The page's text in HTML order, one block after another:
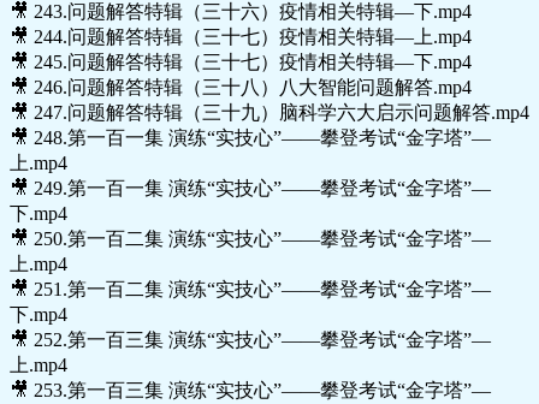
🎥 243.问题解答特辑（三十六）疫情相关特辑—下.mp4
🎥 244.问题解答特辑（三十七）疫情相关特辑—上.mp4
🎥 245.问题解答特辑（三十七）疫情相关特辑—下.mp4
🎥 246.问题解答特辑（三十八）八大智能问题解答.mp4
🎥 247.问题解答特辑（三十九）脑科学六大启示问题解答.mp4
🎥 248.第一百一集 演练“实技心”——攀登考试“金字塔”—
上.mp4
🎥 249.第一百一集 演练“实技心”——攀登考试“金字塔”—
下.mp4
🎥 250.第一百二集 演练“实技心”——攀登考试“金字塔”—
上.mp4
🎥 251.第一百二集 演练“实技心”——攀登考试“金字塔”—
下.mp4
🎥 252.第一百三集 演练“实技心”——攀登考试“金字塔”—
上.mp4
🎥 253.第一百三集 演练“实技心”——攀登考试“金字塔”—